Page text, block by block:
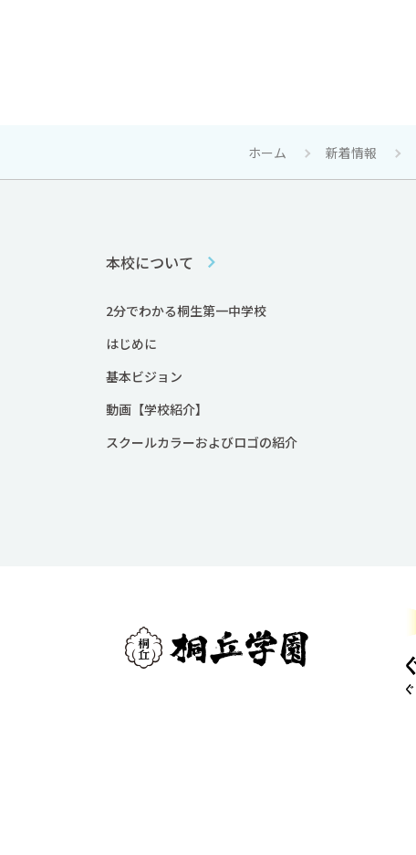
ホーム 新着情報
本校について
2分でわかる桐生第一中学校
はじめに
基本ビジョン
動画【学校紹介】
スクールカラーおよびロゴの紹介